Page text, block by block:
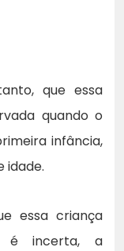
que essa
quando o
infância,
idade.
essa criança
é incerta, a